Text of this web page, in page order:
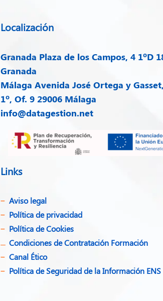
Localización
Granada Plaza de los Campos, 4 1ºD
Granada
Málaga Avenida José Ortega y
1º, Of. 9 29006 Málaga
info@datagestion.net
Links
Aviso legal
Política de privacidad​
Política de Cookies
Condiciones de Contratación Formación
Canal Ético
Política de Seguridad de la Información ENS